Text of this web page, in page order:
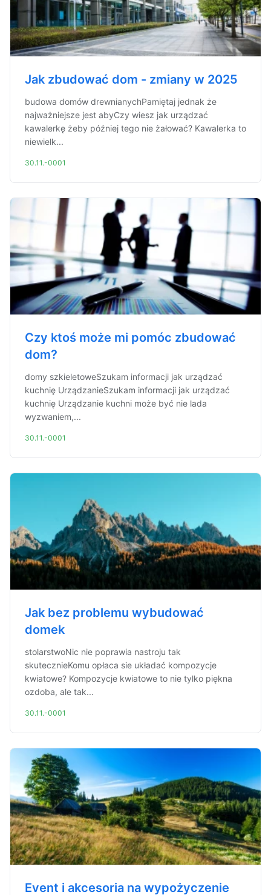
Jak zbudować dom - zmiany w 2025
budowa domów drewnianychPamiętaj jednak że
najważniejsze jest abyCzy wiesz jak urządzać
kawalerkę żeby później tego nie żałować? Kawalerka to
niewielk...
30.11.-0001
Czy ktoś może mi pomóc zbudować
dom?
domy szkieletoweSzukam informacji jak urządzać
kuchnię UrządzanieSzukam informacji jak urządzać
kuchnię Urządzanie kuchni może być nie lada
wyzwaniem,...
30.11.-0001
Jak bez problemu wybudować
domek
stolarstwoNic nie poprawia nastroju tak
skutecznieKomu opłaca sie układać kompozycje
kwiatowe? Kompozycje kwiatowe to nie tylko piękna
ozdoba, ale tak...
30.11.-0001
Event i akcesoria na wypożyczenie